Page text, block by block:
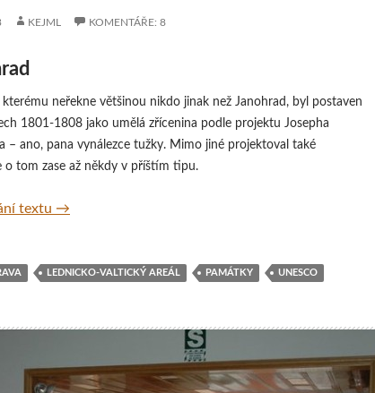
KEJML KOMENTÁŘE: 8
kterému neřekne většinou nikdo jinak než Janohrad, byl postaven
1801-1808 jako umělá zřícenina podle projektu Josepha
– ano, pana vynálezce tužky. Mimo jiné projektoval také
o tom zase až někdy v příštím tipu.
textu Janův hrad, Lednicko-valtický areál, Česká republika
→
LEDNICKO-VALTICKÝ AREÁL PAMÁTKY UNESCO